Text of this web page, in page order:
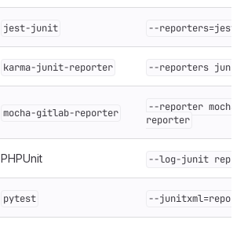
jest-junit --
karma-junit-reporter --reporters junit
mocha-gitlab-reporter
--reporter
reporter
PHPUnit --log-junit
pytest --